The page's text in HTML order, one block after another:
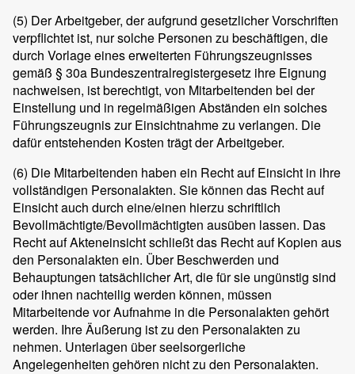
(5) Der Arbeitgeber, der aufgrund gesetzlicher Vorschriften
verpflichtet ist, nur solche Personen zu beschäftigen, die
durch Vorlage eines erweiterten Führungszeugnisses
gemäß § 30a Bundeszentralregistergesetz ihre Eignung
nachweisen, ist berechtigt, von Mitarbeitenden bei der
Einstellung und in regelmäßigen Abständen ein solches
Führungszeugnis zur Einsichtnahme zu verlangen. Die
dafür entstehenden Kosten trägt der Arbeitgeber.
(6) Die Mitarbeitenden haben ein Recht auf Einsicht in ihre
vollständigen Personalakten. Sie können das Recht auf
Einsicht auch durch eine/einen hierzu schriftlich
Bevollmächtigte/Bevollmächtigten ausüben lassen. Das
Recht auf Akteneinsicht schließt das Recht auf Kopien aus
den Personalakten ein. Über Beschwerden und
Behauptungen tatsächlicher Art, die für sie ungünstig sind
oder ihnen nachteilig werden können, müssen
Mitarbeitende vor Aufnahme in die Personalakten gehört
werden. Ihre Äußerung ist zu den Personalakten zu
nehmen. Unterlagen über seelsorgerliche
Angelegenheiten gehören nicht zu den Personalakten.